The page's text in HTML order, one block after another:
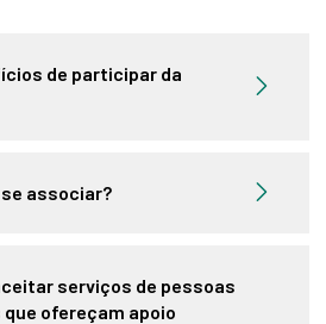
de participar da
associar?
serviços de pessoas
ofereçam apoio